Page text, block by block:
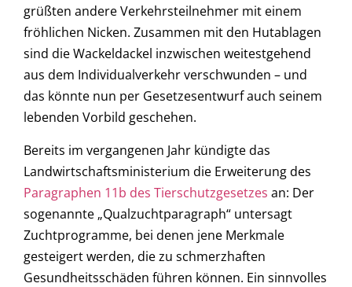
grüßten andere Verkehrsteilnehmer mit einem
fröhlichen Nicken. Zusammen mit den Hutablagen
sind die Wackeldackel inzwischen weitestgehend
aus dem Individualverkehr verschwunden – und
das könnte nun per Gesetzesentwurf auch seinem
lebenden Vorbild geschehen.
Bereits im vergangenen Jahr kündigte das
Landwirtschaftsministerium die Erweiterung des
Paragraphen 11b des Tierschutzgesetzes an: Der
sogenannte „Qualzuchtparagraph“ untersagt
Zuchtprogramme, bei denen jene Merkmale
gesteigert werden, die zu schmerzhaften
Gesundheitsschäden führen können. Ein sinnvolles